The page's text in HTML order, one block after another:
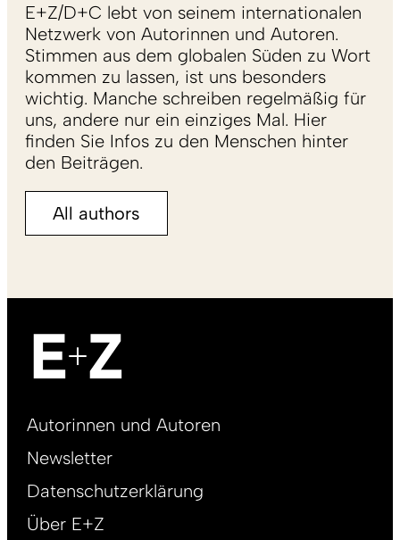
E+Z/D+C lebt von seinem internationalen
Netzwerk von Autorinnen und Autoren.
Stimmen aus dem globalen Süden zu Wort
kommen zu lassen, ist uns besonders
wichtig. Manche schreiben regelmäßig für
uns, andere nur ein einziges Mal. Hier
finden Sie Infos zu den Menschen hinter
den Beiträgen.
All authors
Footer
DE
Autorinnen und Autoren
Newsletter
Datenschutzerklärung
Über E+Z